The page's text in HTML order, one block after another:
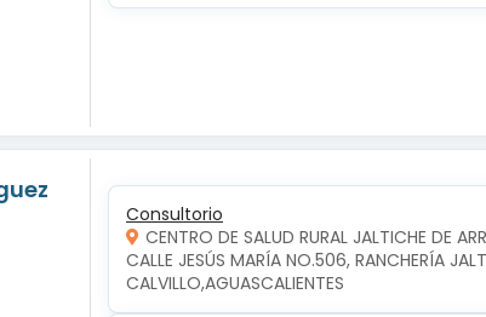
Consultorio
CENTRO DE SALUD RURAL JALTICHE DE
CALLE JESÚS MARÍA NO.506, RANCHERÍA
CALVILLO,AGUASCALIENTES